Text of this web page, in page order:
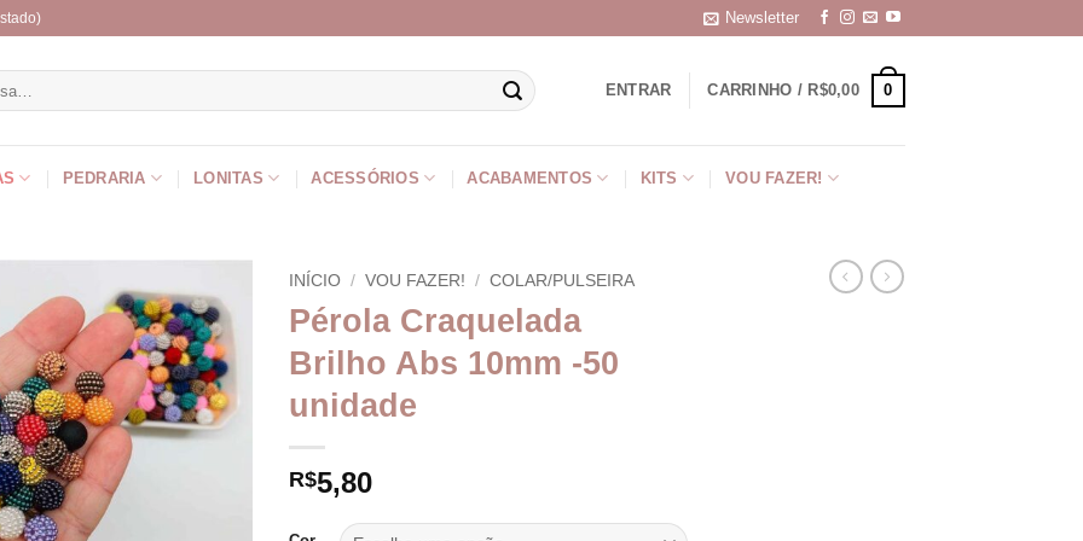
Newsletter
ENTRAR CARRINHO / R$0,00 0
PEDRARIA LONITAS ACESSÓRIOS ACABAMENTOS KITS VOU FAZER!
INÍCIO / VOU FAZER! / COLAR/PULSEIRA
Pérola Craquelada
Brilho Abs 10mm -50
unidade
R$5,80